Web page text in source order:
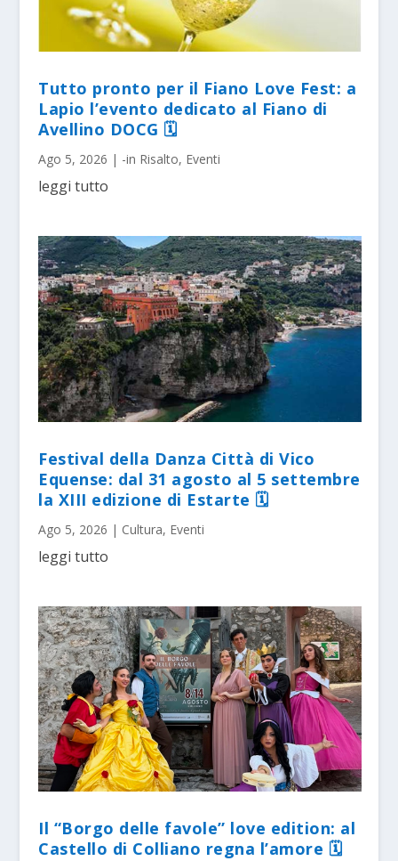
Tutto pronto per il Fiano Love Fest: a
Lapio l’evento dedicato al Fiano di
Avellino DOCG 🗓
Ago 5, 2026 | -in Risalto, Eventi
leggi tutto
Festival della Danza Città di Vico
Equense: dal 31 agosto al 5 settembre
la XIII edizione di Estarte 🗓
Ago 5, 2026 | Cultura, Eventi
leggi tutto
Il “Borgo delle favole” love edition: al
Castello di Colliano regna l’amore 🗓